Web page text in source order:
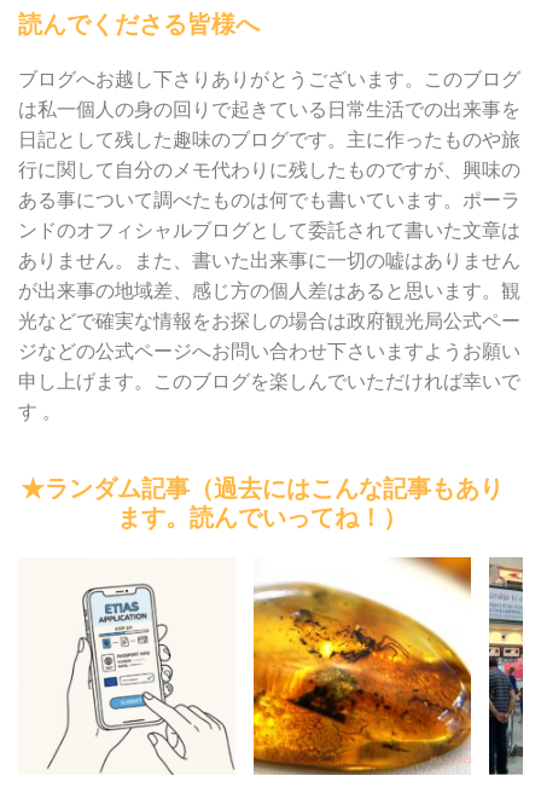
読んでくださる皆様へ
ブログへお越し下さりありがとうございます。このブログ
は私一個人の身の回りで起きている日常生活での出来事を
日記として残した趣味のブログです。主に作ったものや旅
行に関して自分のメモ代わりに残したものですが、興味の
ある事について調べたものは何でも書いています。ポーラ
ンドのオフィシャルブログとして委託されて書いた文章は
ありません。また、書いた出来事に一切の嘘はありません
が出来事の地域差、感じ方の個人差はあると思います。観
光などで確実な情報をお探しの場合は政府観光局公式ペー
ジなどの公式ページへお問い合わせ下さいますようお願い
申し上げます。このブログを楽しんでいただければ幸いで
す 。
★ランダム記事（過去にはこんな記事もあり
ます。読んでいってね！）